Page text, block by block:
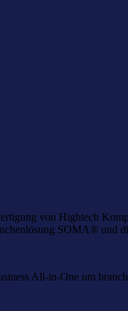
von Hightech
SOMA® und
All-in-One um